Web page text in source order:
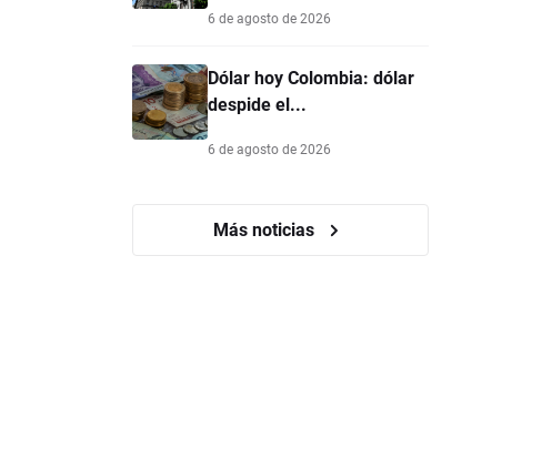
6 de agosto de 2026
Dólar hoy Colombia: dólar
despide el...
6 de agosto de 2026
Más noticias